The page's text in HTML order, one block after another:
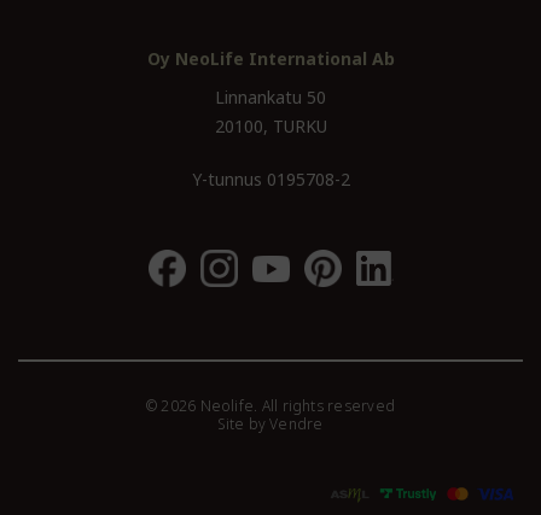
Oy NeoLife International Ab
Linnankatu 50
20100, TURKU
Y-tunnus 0195708-2
© 2026 Neolife. All rights reserved
Site byVendre